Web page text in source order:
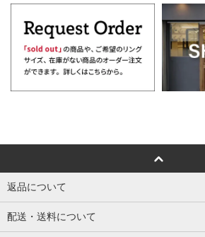
返品について
配送・送料について